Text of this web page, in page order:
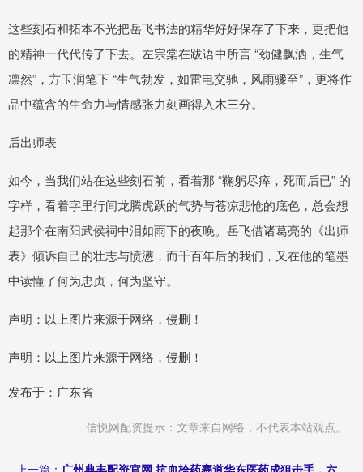
这些刻石和拓本不光把岳飞书法的精华好好保存了下来，更把他
的精神一代代传了下去。左宗棠在跋语中所言 “劲健飘洒，生气
凛然”，方玉润笔下 “生气勃发，如雷电交驰，风雨骤至”，更将作
品中蕴含的生命力与情感张力刻画得入木三分。
后出师表
如今，当我们站在这些刻石前，看着那 “鞠躬尽瘁，死而后已” 的
字样，看着字里行间龙腾虎跃的气势与苍凉悲怆的底色，总会想
起那个在南阳武侯祠中泪如雨下的夜晚。岳飞借诸葛亮的《出师
表》倾诉自己的壮志与愤懑，而千百年后的我们，又在他的笔墨
中读懂了何为忠贞，何为坚守。
声明：以上图片来源于网络，侵删！
声明：以上图片来源于网络，侵删！
发布于：广东省
信悦网配资提示：文章来自网络，不代表本站观点。